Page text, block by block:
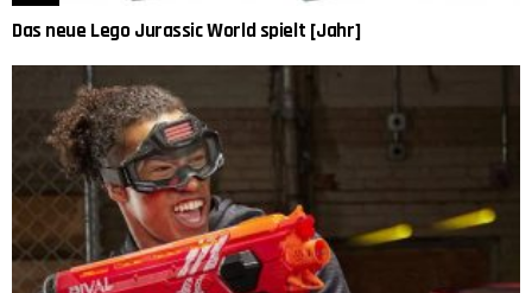
Das neue Lego Jurassic World spielt [Jahr]